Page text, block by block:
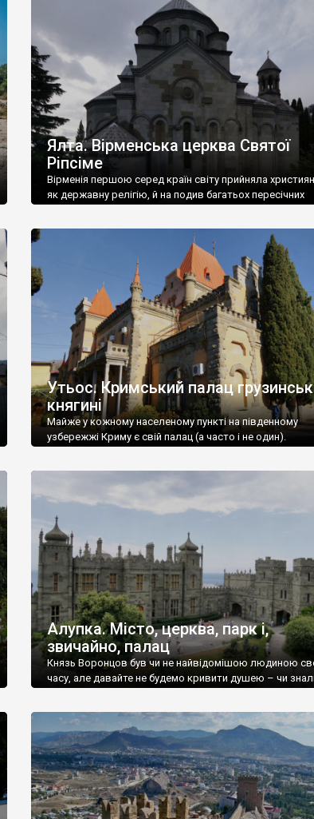
називаються «повстяками» (postaki)…” “Вино. Крим
виробляє відмінне вино і його вдосталь: воно все
легке біле і дуже […]
Ялта. Вірменська церква Святої
Ріпсіме
Вірменія першою серед країн світу прийняла
як державну релігію, й на подив багатьох пересічних
Утьос. Кримський палац
княгині
Майже у кожному населеному пункті на південному
узбережжі Криму є свій палац (а часто і не один).
Алупка. Місто, церква, парк і,
звичайно, палац
Князь Воронцов був чи не найвідомішою людиною
часу, але давайте не будемо кривити душею – чи